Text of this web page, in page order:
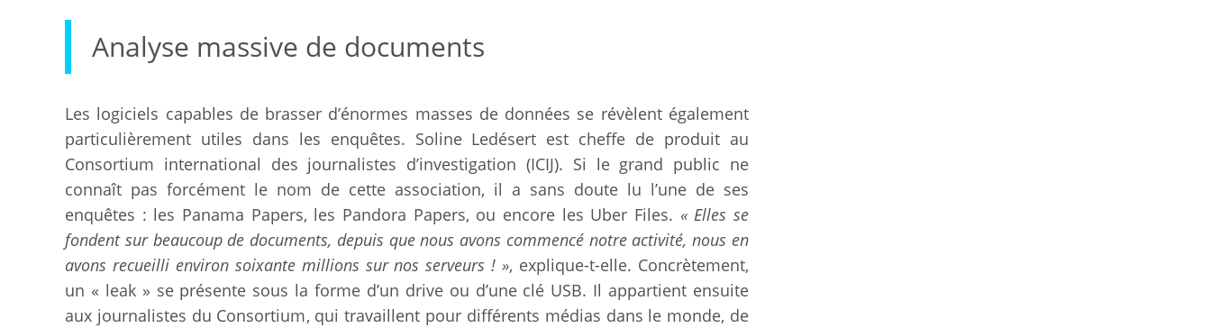
Analyse massive de documents
Les logiciels capables de brasser d’énormes masses de données se révèlent également
particulièrement utiles dans les enquêtes. Soline Ledésert est cheffe de produit au
Consortium international des journalistes d’investigation (ICIJ). Si le grand public ne
connaît pas forcément le nom de cette association, il a sans doute lu l’une de ses
enquêtes : les Panama Papers, les Pandora Papers, ou encore les Uber Files. « Elles se
fondent sur beaucoup de documents, depuis que nous avons commencé notre activité, nous en
avons recueilli environ soixante millions sur nos serveurs ! », explique-t-elle. Concrètement,
un « leak » se présente sous la forme d’un drive ou d’une clé USB. Il appartient ensuite
aux journalistes du Consortium, qui travaillent pour différents médias dans le monde, de